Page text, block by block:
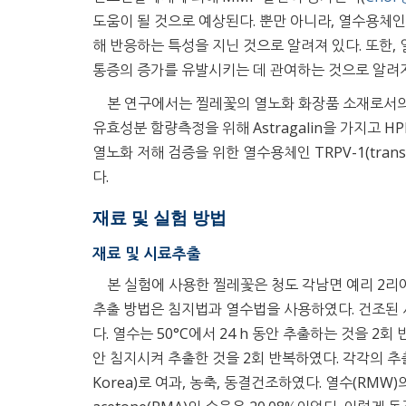
도움이 될 것으로 예상된다. 뿐만 아니라, 열수용
해 반응하는 특성을 지닌 것으로 알려져 있다. 또한
통증의 증가를 유발시키는 데 관여하는 것으로 알려
본 연구에서는 찔레꽃의 열노화 화장품 소재로
유효성분 함량측정을 위해 Astragalin을 가지고
열노화 저해 검증을 위한 열수용체인 TRPV-
다.
재료 및 실험 방법
재료 및 시료추출
본 실험에 사용한 찔레꽃은 청도 각남면 예리 2
추출 방법은 침지법과 열수법을 사용하였다. 건조
다. 열수는 50°C에서 24 h 동안 추출하는 것을 2
안 침지시켜 추출한 것을 2회 반복하였다. 각각
Korea)로 여과, 농축, 동결건조하였다. 열수